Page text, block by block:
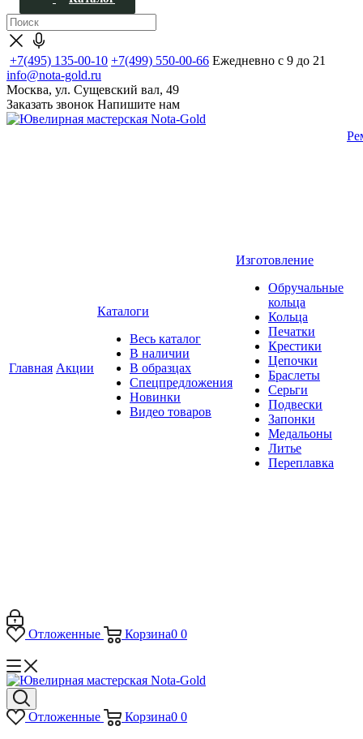
+7(495) 135-00-10 +7(499) 550-00-66 Ежедневно с 9 до 21
info@nota-gold.ru
Москва, ул. Сущевский вал, 49
Заказать звонок Напишите нам
Главная Акции
Каталоги
Весь каталог
В наличии
В образцах
Спецпредложения
Новинки
Видео товаров
Изготовление
Обручальные
кольца
Кольца
Печатки
Крестики
Цепочки
Браслеты
Серьги
Подвески
Запонки
Медальоны
Литье
Переплавка
Отложенные Корзина0 0
Отложенные Корзина0 0